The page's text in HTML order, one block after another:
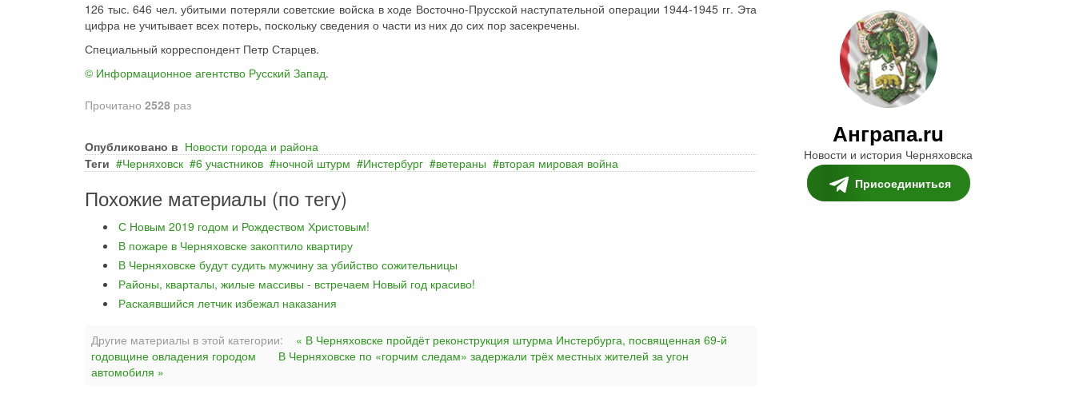
126 тыс. 646 чел. убитыми потеряли советские войска в ходе Восточно-Прусской наступательной операции 1944-1945 гг. Эта
цифра не учитывает всех потерь, поскольку сведения о части из них до сих пор засекречены.
Специальный корреспондент Петр Старцев.
© Информационное агентство Русский Запад.
Прочитано 2528 раз
Опубликовано в Новости города и района
Теги
Черняховск 6 участников ночной штурм Инстербург ветераны вторая мировая война
Похожие материалы (по тегу)
С Новым 2019 годом и Рождеством Христовым!
В пожаре в Черняховске закоптило квартиру
В Черняховске будут судить мужчину за убийство сожительницы
Районы, кварталы, жилые массивы - встречаем Новый год красиво!
Раскаявшийся летчик избежал наказания
Другие материалы в этой категории:
« В Черняховске пройдёт реконструкция штурма Инстербурга, посвященная 69-й
годовщине овладения городом
В Черняховске по «горчим следам» задержали трёх местных жителей за угон
автомобиля »
Анграпа.ru
Новости и история Черняховска
Присоединиться